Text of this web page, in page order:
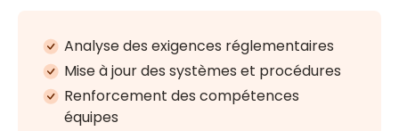
Analyse des exigences réglementaires
Mise à jour des systèmes et procédures
Renforcement des compétences
équipes